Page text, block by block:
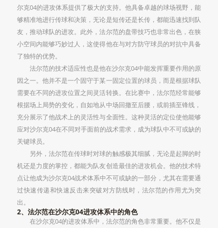
尔克04的进攻体系提供了极大的支持。他具备卓越的球场视野，能
够精准地进行传球和决策，无论是短传还是长传，都能迅速找到队
友，推动球队的进攻。此外，法尔范的盘带技巧也非常出色，在狭
小空间内能够巧妙过人，这使得他在与对方防守球员的对抗中具备
了独特的优势。
法尔范的技术适应性也是他在沙尔克04中能发挥重要作用的原
因之一。他并不是一个固守于某一固定位置的球员，而是根据球队
需要在不同的进攻位置之间灵活转换。在比赛中，法尔范经常能够
根据场上局势的变化，自如地从中场回撤至后腰，或前插至锋线，
充分展示了他战术上的灵活性与全面性。这种灵活的定位使他能够
应对沙尔克04在不同对手面前的战术需求，成为球队中不可或缺的
关键球员。
另外，法尔范在传球时对球的触感极其细腻，无论是起脚的时
机还是力度的掌控，都能为队友创造最佳的进攻机会。他的技术特
点让他成为沙尔克04战术体系中不可或缺的一部分，尤其在需要通
过快速传递和快速反击来突破对方防线时，法尔范的作用尤为突
出。
2、法尔范在沙尔克04进攻体系中的角色
在沙尔克04的进攻体系中，法尔范的角色非常重要。他不仅是